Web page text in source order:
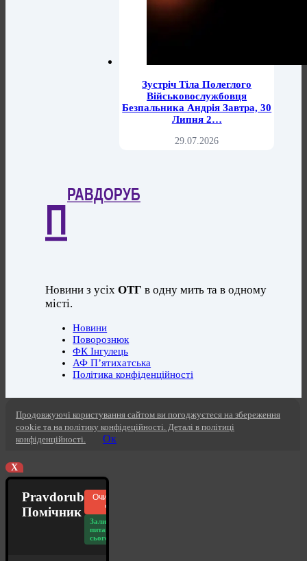
Зустріч Тіла Полеглого
Військовослужбовця
Безпальника Андрія Завтра, 30
Липня 2…
29.07.2026
П
РАВДОРУБ
Новини з усіхОТГ в одну мить та в одному
місті.
Новини
Поворознюк
ФК Інгулець
АФ П’ятихатська
Політика конфіденційності
Продовжуючі користування сайтом ви погоджуєтеся на збереження
cookie та на політику конфідеційності. Деталі в політиці
конфіденційності.
Ок
X
Pravdorub
Помічник
Очистити
чат
Залишилось
питань
сьогодні: 20